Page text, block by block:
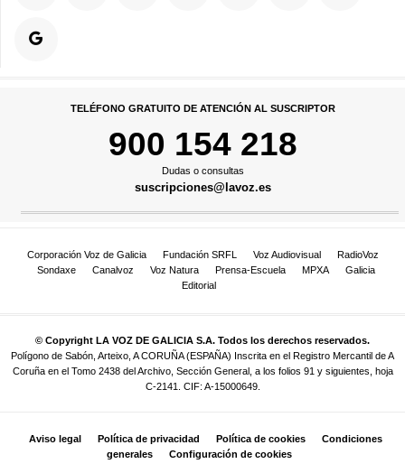
TELÉFONO GRATUITO DE ATENCIÓN AL SUSCRIPTOR
900 154 218
Dudas o consultas
suscripciones@lavoz.es
Corporación Voz de Galicia Fundación SRFL Voz Audiovisual
RadioVoz
Sondaxe
Canalvoz Voz Natura Prensa-Escuela MPXA
Galicia
Editorial
© Copyright LA VOZ DE GALICIA S.A. Todos los derechos reservados.
Polígono de Sabón, Arteixo, A CORUÑA (ESPAÑA) Inscrita en el Registro Mercantil de A
Coruña en el Tomo 2438 del Archivo, Sección General, a los folios 91 y siguientes, hoja
C-2141. CIF: A-15000649.
Aviso legal Política de privacidad Política de cookies
Condiciones
generales
Configuración de cookies